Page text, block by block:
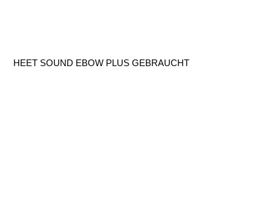
HEET SOUND EBOW PLUS GEBRAUCHT